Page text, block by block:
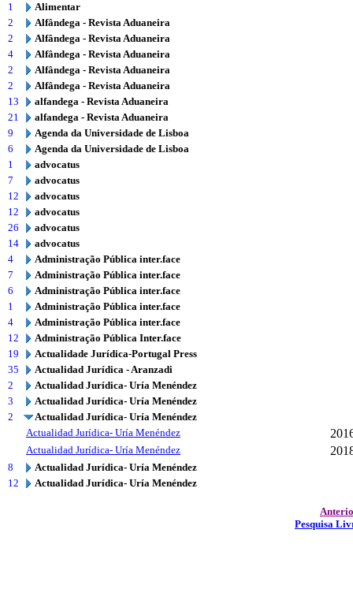
1
Alimentar
2
Alfândega - Revista Aduaneira
2
Alfândega - Revista Aduaneira
4
Alfândega - Revista Aduaneira
2
Alfândega - Revista Aduaneira
2
Alfândega - Revista Aduaneira
13
alfandega - Revista Aduaneira
21
alfandega - Revista Aduaneira
9
Agenda da Universidade de Lisboa
6
Agenda da Universidade de Lisboa
1
advocatus
7
advocatus
12
advocatus
12
advocatus
26
advocatus
14
advocatus
4
Administração Pública inter.face
7
Administração Pública inter.face
6
Administração Pública inter.face
1
Administração Pública inter.face
4
Administração Pública inter.face
12
Administração Pública Inter.face
19
Actualidade Jurídica-Portugal Press
35
Actualidad Jurídica - Aranzadi
2
Actualidad Jurídica- Uría Menéndez
3
Actualidad Jurídica- Uría Menéndez
2
Actualidad Jurídica- Uría Menéndez
Actualidad Jurídica- Uría Menéndez
Actualidad Jurídica- Uría Menéndez
8
Actualidad Jurídica- Uría Menéndez
12
Actualidad Jurídica- Uría Menéndez
Pesquisa